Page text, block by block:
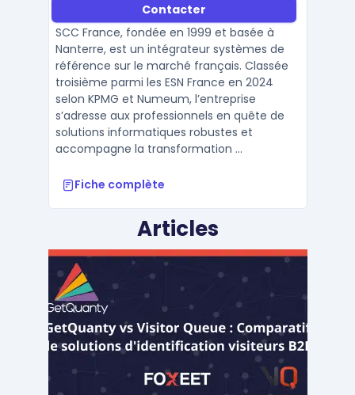
Contacter
SCC France, fondée en 1999 et basée à
Nanterre, est un intégrateur systèmes de
référence sur le marché français. Classée
troisième parmi les ESN France en 2024
selon KPMG et Numeum, l’entreprise
s’adresse aux professionnels en quête de
solutions informatiques robustes et
accompagne la transformation ...
Fiche complète
Articles